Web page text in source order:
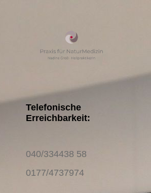
Telefonische
Erreichbarkeit:
040/334438 58
0177/4737974